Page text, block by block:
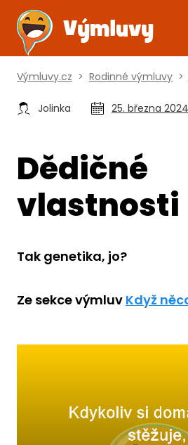
Výmluvy.cz > Rodinné výmluvy >
Jolinka 25. března 2024
Dědičné
vlastnosti
Tak genetika, jo?
Ze sekce výmluv Když